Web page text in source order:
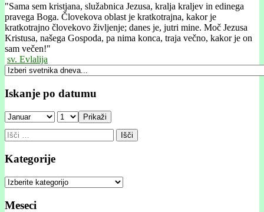
"Sama sem kristjana, služabnica Jezusa, kralja kraljev in edinega
pravega Boga. Človekova oblast je kratkotrajna, kakor je
kratkotrajno človekovo življenje; danes je, jutri mine. Moč Jezusa
Kristusa, našega Gospoda, pa nima konca, traja večno, kakor je on
sam večen!"
sv. Evlalija
Iskanje po datumu
Prikaži
Išči:
Kategorije
Kategorije
Meseci